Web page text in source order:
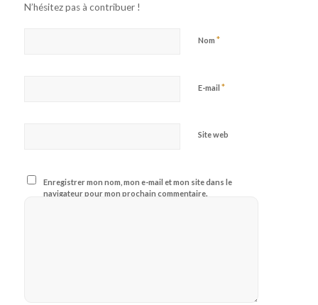
N’hésitez pas à contribuer !
Nom *
E-mail *
Site web
Enregistrer mon nom, mon e-mail et mon site dans le
navigateur pour mon prochain commentaire.